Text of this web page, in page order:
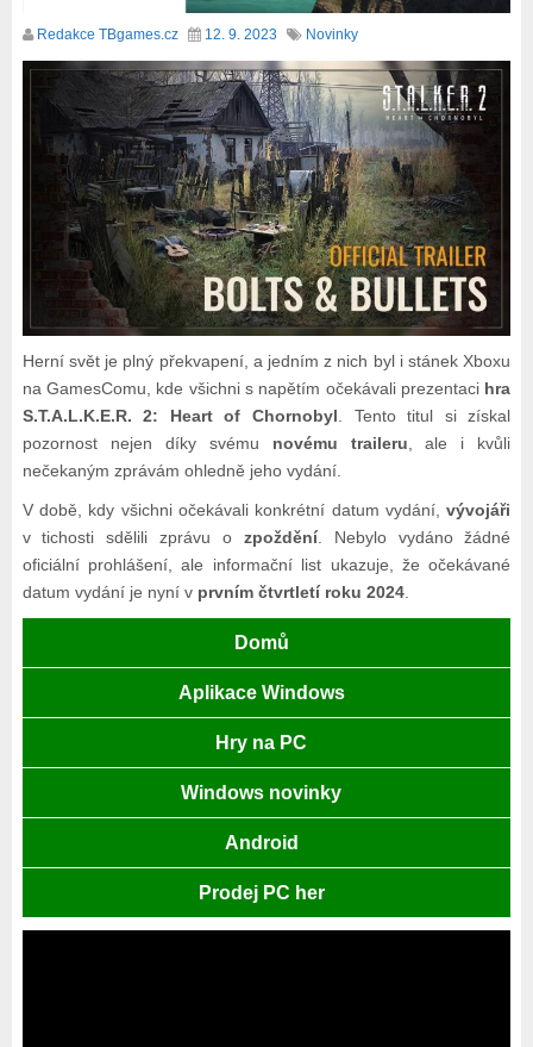
Redakce TBgames.cz 12. 9. 2023 Novinky
Herní svět je plný překvapení, a jedním z nich byl i stánek Xboxu
na GamesComu, kde všichni s napětím očekávali prezentaci hra
S.T.A.L.K.E.R. 2: Heart of Chornobyl . Tento titul si získal
pozornost nejen díky svému novému traileru , ale i kvůli
nečekaným zprávám ohledně jeho vydání.
V době, kdy všichni očekávali konkrétní datum vydání,vývojáři
v tichosti sdělili zprávu o zpoždění. Nebylo vydáno žádné
oficiální prohlášení, ale informační list ukazuje, že očekávané
datum vydání je nyní v prvním čtvrtletí roku 2024.
Domů
Aplikace Windows
Hry na PC
Windows novinky
Android
Prodej PC her